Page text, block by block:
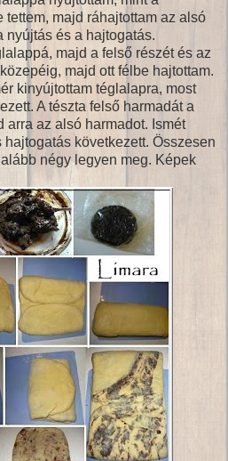
tettem, majd ráhajtottam az alsó
nyújtás és a hajtogatás.
majd a felső részét és az
majd ott félbe hajtottam.
kinyújtottam téglalapra, most
A tészta felső harmadát a
arra az alsó harmadot. Ismét
következett. Összesen
négy legyen meg. Képek